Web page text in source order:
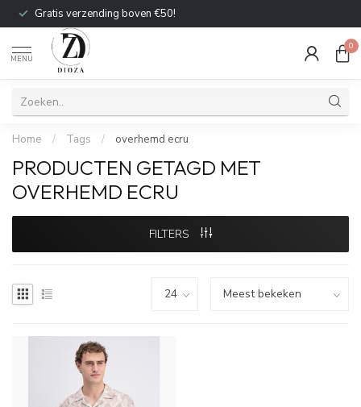
Gratis verzending boven €50!
MENU
0
Home / Tags / overhemd ecru
PRODUCTEN GETAGD MET
OVERHEMD ECRU
FILTERS